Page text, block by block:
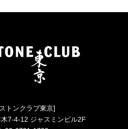
トンクラブ東京]
7-4-12 ジャスミンビル2F